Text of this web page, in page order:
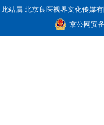
此站属 北京良医视界文化传媒有
京公网安